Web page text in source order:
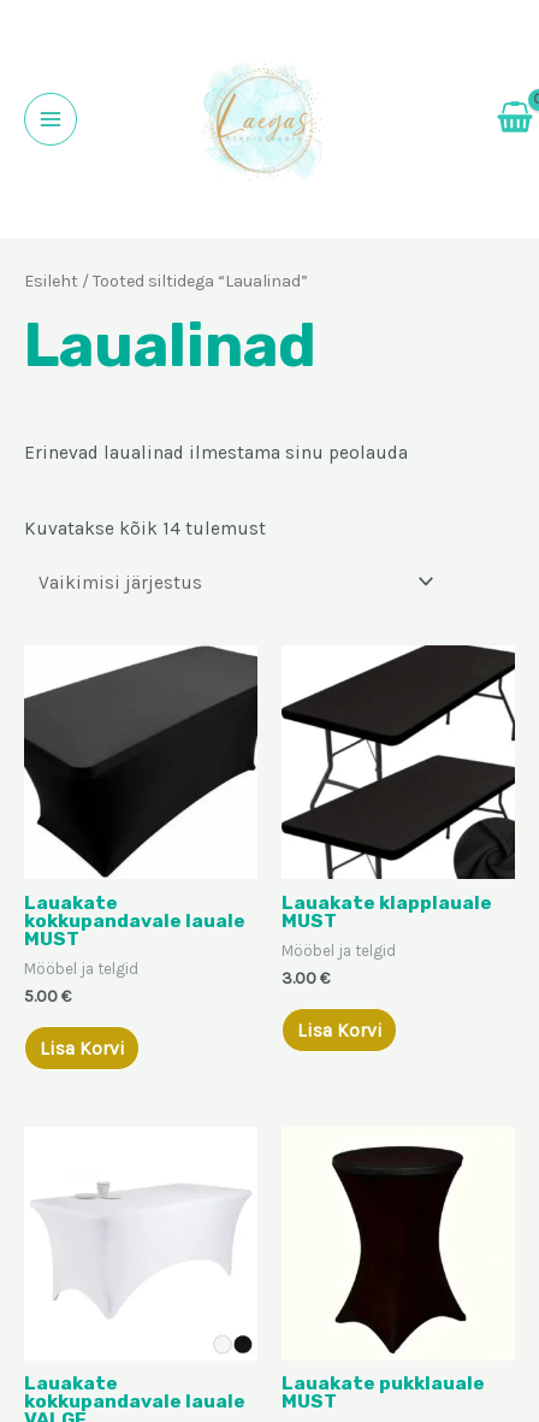
Main
Esileht / Tooted siltidega “Laualinad”
Laualinad
Erinevad laualinad ilmestama sinu peolauda
Kuvatakse kõik 14 tulemust
Lauakate
kokkupandavale lauale
MUST
Mööbel ja telgid
5.00€
Lisa Korvi
Lauakate klapplauale
MUST
Mööbel ja telgid
3.00€
Lisa Korvi
Lauakate
kokkupandavale lauale
Lauakate pukklauale
MUST